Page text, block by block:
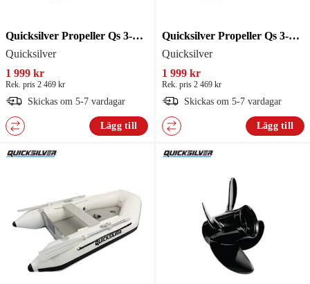
Quicksilver Propeller Qs 3-Blad 16 R13
Quicksilver
1 999 kr
Rek. pris 2 469 kr
Skickas om 5-7 vardagar
Lägg till
Quicksilver Propeller Qs 3-Blad 15-1/4 R15
Quicksilver
1 999 kr
Rek. pris 2 469 kr
Skickas om 5-7 vardagar
Lägg till